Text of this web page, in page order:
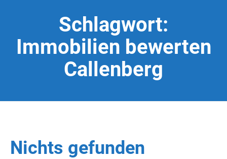
Schlagwort:
Immobilien bewerten
Callenberg
Nichts gefunden